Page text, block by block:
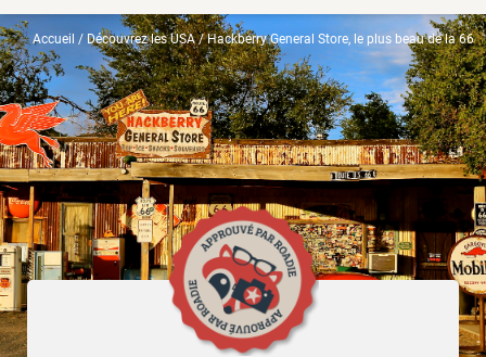
Accueil /Découvrez les USA/ Hackberry General Store, le plus beau de la 66